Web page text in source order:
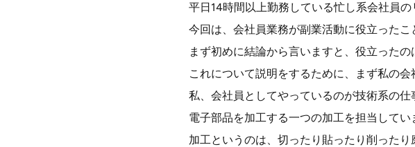
平日14時間以上勤務している忙し系会社員
今回は、会社員業務が副業活動に役立ったこ
まず初めに結論から言いますと、役立ったの
これについて説明をするために、まず私の
私、会社員としてやっているのが技術系の
電子部品を加工する一つの加工を担当してい
加工というのは、切ったり貼ったり削ったり